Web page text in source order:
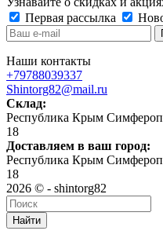
Первая рассылка
Наши контакты
+79788039337
Shintorg82@mail.ru
Склад:
Республика Крым
18
Доставляем в ваш город:
Республика Крым
18
2026 © - shintorg82
Найти